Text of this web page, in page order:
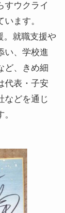
すウクライ
ます。
。就職支援や
い、学校進
ど、きめ細
代表・子安
などを通じ